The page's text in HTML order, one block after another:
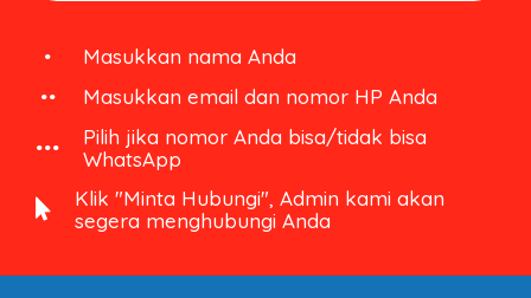
Masukkan nama Anda
Masukkan email dan nomor HP Anda
Pilih jika nomor Anda bisa/tidak bisa
WhatsApp
Klik "Minta Hubungi", Admin kami akan
segera menghubungi Anda